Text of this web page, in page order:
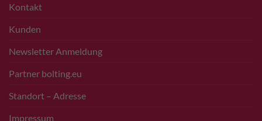
Kontakt
Kunden
Newsletter Anmeldung
Partner bolting.eu
Standort – Adresse
Impressum